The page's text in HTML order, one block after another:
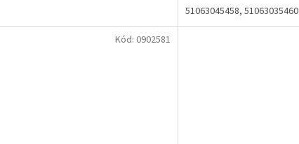
51063045458, 51063035460
Kód: 0902581